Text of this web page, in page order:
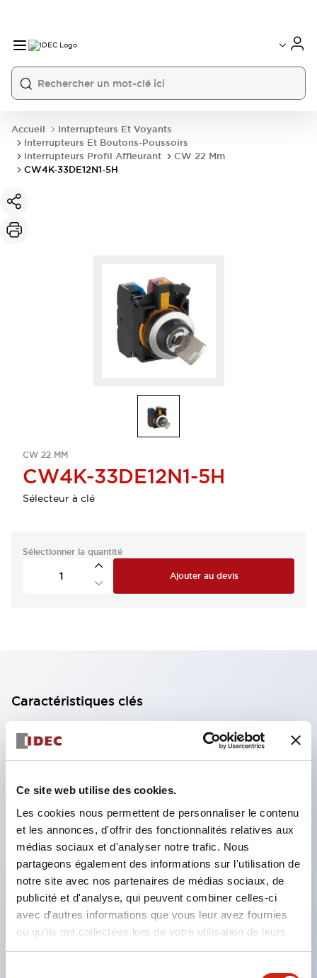
Ce site web utilise des cookies.
Les cookies nous permettent de personnaliser le contenu
et les annonces, d'offrir des fonctionnalités relatives aux
médias sociaux et d'analyser notre trafic. Nous
partageons également des informations sur l'utilisation de
notre site avec nos partenaires de médias sociaux, de
publicité et d'analyse, qui peuvent combiner celles-ci
avec d'autres informations que vous leur avez fournies
ou qu'ils ont collectées lors de votre utilisation de leurs
services.
Accueil
Interrupteurs Et Voyants
Interrupteurs Et Boutons-Poussoirs
Interrupteurs Profil Affleurant
CW 22 Mm
CW4K-33DE12N1-5H
CW 22 MM
CW4K-33DE12N1-5H
Sélecteur à clé
Sélectionner la quantité
Ajouter au devis
Caractéristiques clés
Bloc de contact à 2 étages avec 2 contacts,
permettant une configuration à 4 contacts
contact à 11 étages), 59,9 mm (*bloc de contact à
22 étages). Conception peu encombrante
possible.
Structure de sécurité de 3e génération :
déclenchement à 2 actions, garde intégrée,
structure de protection des doigts IP20.